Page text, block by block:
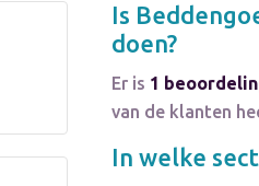
Is
doen?
Er is 1
van de klanten
In welke